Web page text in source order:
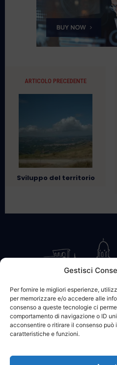
Gestisci
Per fornire le migliori esperienze,
per memorizzare e/o accedere alle
consenso a queste tecnologie ci
comportamento di navigazione o ID
acconsentire o ritirare il consenso
caratteristiche e funzioni.
ARTICOLO PRECEDENTE
Sviluppo del territorio
CONTATTACI